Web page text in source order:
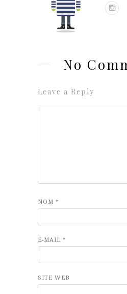
No
Leave a Reply
NOM *
E-MAIL *
SITE WEB